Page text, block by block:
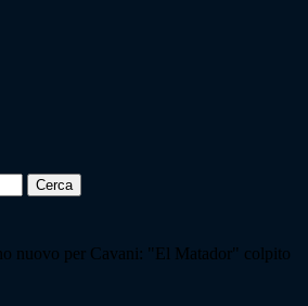
Cerca
nuovo per Cavani: "El Matador" colpito